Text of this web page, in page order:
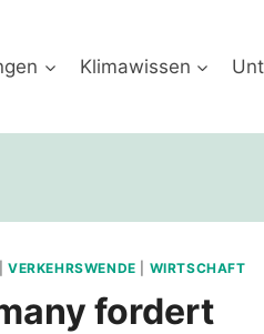
Klimawissen
|VERKEHRSWENDE WIRTSCHAFT
fordert